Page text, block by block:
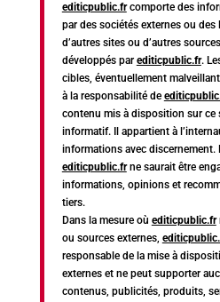
editicpublic.frcomporte des
par des sociétés externes ou
d’autres sites ou d’autres
développés par editicpublic.fr.
cibles, éventuellement
à la responsabilité de
contenu mis à disposition sur ce
informatif. Il appartient à
informations avec discernement.
editicpublic.frne saurait être
informations, opinions et
tiers.
Dans la mesure où editicpublic.fr
ou sources externes,
responsable de la mise à
externes et ne peut supporter
contenus, publicités, produits,